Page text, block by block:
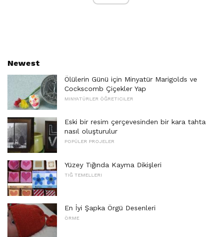
Newest
Ölülerin Günü için Minyatür Marigolds ve
Cockscomb Çiçekler Yap
MINYATÜRLER ÖĞRETICILER
Eski bir resim çerçevesinden bir kara tahta
nasıl oluşturulur
POPÜLER PROJELER
Yüzey Tığında Kayma Dikişleri
TIĞ TEMELLERI
En İyi Şapka Örgü Desenleri
ÖRME